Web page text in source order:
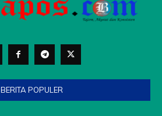
BERITA POPULER